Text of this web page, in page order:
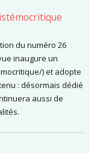
du numéro 26
inaugure un
) et adopte
: désormais dédié
aussi de